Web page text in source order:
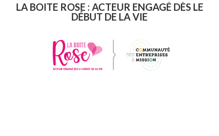
LA BOITE ROSE : ACTEUR ENGAGÉ DÈS LE
DÉBUT DE LA VIE